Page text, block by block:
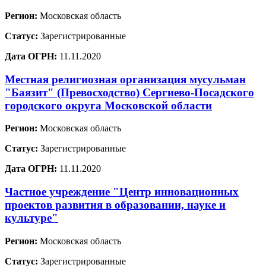
Регион: Московская область
Статус: Зарегистрированные
Дата ОГРН: 11.11.2020
Местная религиозная организация мусульман
"Баязит" (Превосходство) Сергиево-Посадского
городского округа Московской области
Регион: Московская область
Статус: Зарегистрированные
Дата ОГРН: 11.11.2020
Частное учреждение "Центр инновационных
проектов развития в образовании, науке и
культуре"
Регион: Московская область
Статус: Зарегистрированные